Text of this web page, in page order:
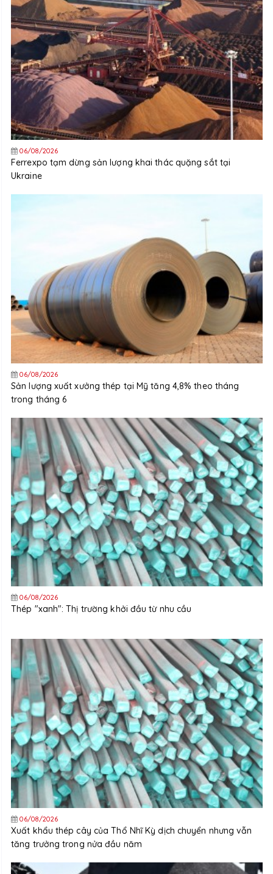
06/08/2026
Ferrexpo tạm dừng sản lượng khai thác quặng sắt tại
Ukraine
06/08/2026
Sản lượng xuất xưởng thép tại Mỹ tăng 4,8% theo tháng
trong tháng 6
06/08/2026
Thép "xanh": Thị trường khởi đầu từ nhu cầu
06/08/2026
Xuất khẩu thép cây của Thổ Nhĩ Kỳ dịch chuyển nhưng vẫn
tăng trưởng trong nửa đầu năm